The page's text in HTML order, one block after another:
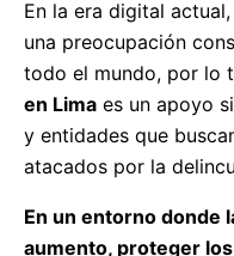
En la era digital
una preocupación
todo el mundo, por lo
en Lima es un apoyo
y entidades que
atacados por la
En un entorno donde
aumento, proteger